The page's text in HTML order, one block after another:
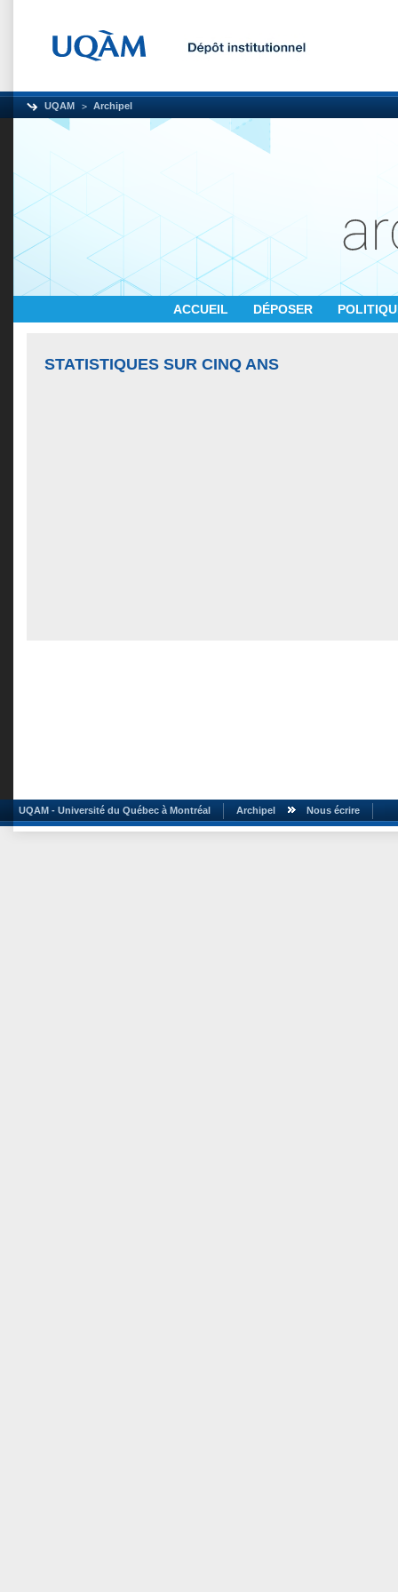
UQAM Archipel
ACCUEIL DÉPOSER
STATISTIQUES SUR CINQ ANS
UQAM - Université du Québec à Montréal Archipel Nous écrire